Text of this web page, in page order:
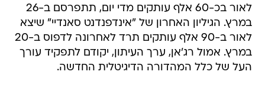
לאור בכ-60 אלף עותקים מדי יום, תתפרסם ב-26
במרץ. הגיליון האחרון של "אינדפנדנט סאנדיי" שיצא
לאור ב-90 אלף עותקים תרד לאחרונה לדפוס ב-20
במרץ. אמול רג'אן, ערך העיתון, יקודם לתפקיד עורך
העל של כלל המהדורה הדיגיטלית החדשה.